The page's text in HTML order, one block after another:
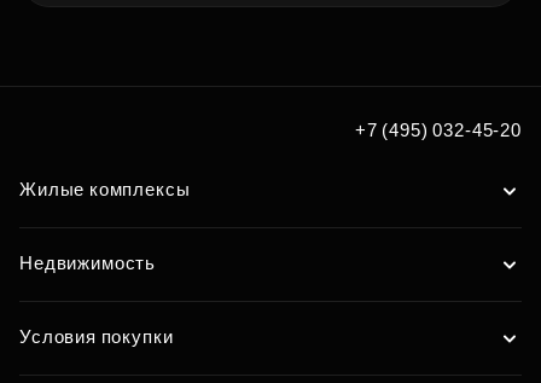
+7 (495) 032-45-20
Жилые комплексы
Недвижимость
Условия покупки